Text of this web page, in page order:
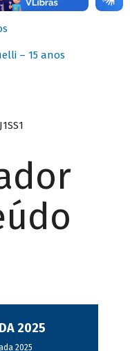
– 15 anos
2025
2025